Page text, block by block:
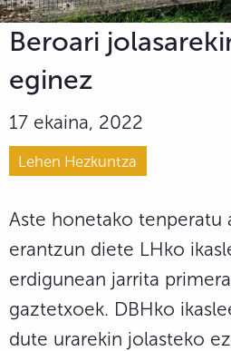
Beroari
eginez
17 ekaina, 2022
Lehen Hezkuntza
Aste honetako tenperatu
erantzun diete LHko
erdigunean jarrita
gaztetxoek. DBHko
dute urarekin jolasteko